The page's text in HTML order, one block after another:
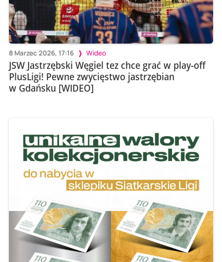
8 Marzec 2026, 17:16 Wideo
JSW Jastrzębski Węgiel tez chce grać w play-off
PlusLigi! Pewne zwycięstwo jastrzębian
w Gdańsku [WIDEO]